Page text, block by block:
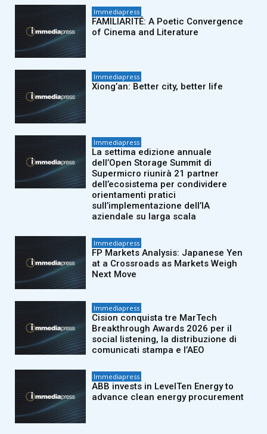
Immediapress
FAMILIARITÉ: A Poetic Convergence
of Cinema and Literature
Immediapress
Xiong’an: Better city, better life
Immediapress
La settima edizione annuale
dell’Open Storage Summit di
Supermicro riunirà 21 partner
dell’ecosistema per condividere
orientamenti pratici
sull’implementazione dell’IA
aziendale su larga scala
Immediapress
FP Markets Analysis: Japanese Yen
at a Crossroads as Markets Weigh
Next Move
Immediapress
Cision conquista tre MarTech
Breakthrough Awards 2026 per il
social listening, la distribuzione di
comunicati stampa e l’AEO
Immediapress
ABB invests in LevelTen Energy to
advance clean energy procurement